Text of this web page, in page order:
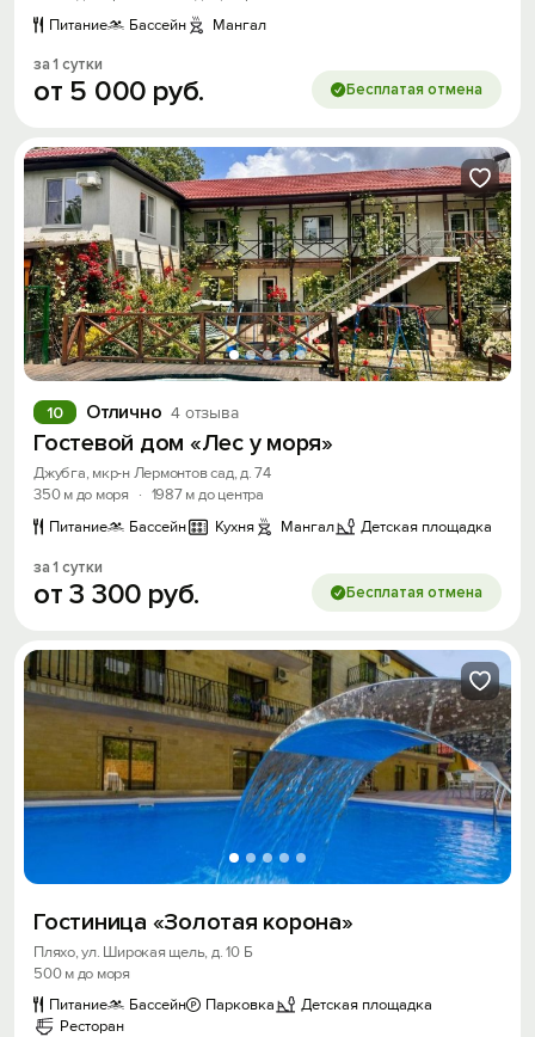
Питание
Бассейн Мангал
за 1 сутки
от 5 000 руб. Бесплатая отмена
Отлично 4 отзыва
10
Гостевой дом «Лес у моря»
Джубга, мкр-н Лермонтов сад, д. 74
350 м до моря
· 1987 м до центра
Питание
Бассейн Кухня Мангал Детская площадка
за 1 сутки
от3 300 руб. Бесплатая отмена
Гостиница «Золотая корона»
Пляхо, ул. Широкая щель, д. 10 Б
500 м до моря
Питание
Бассейн Парковка
Детская площадка
Ресторан